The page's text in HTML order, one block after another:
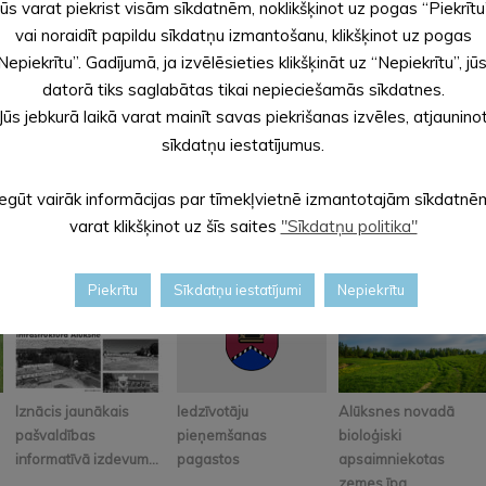
veicot ilgtspējīgas infrastruktūras izveidi un
Iznācis jaunākais
pašvaldības
informatīvā izdevum...
Iedzīvotāju
pieņemšanas
pagastos
Alūksnes novadā
bioloģiski
apsaimniekotas
varat piekrist visām sīkdatnēm, noklikšķinot uz pogas
vai noraidīt papildu sīkdatņu izmantošanu, klikšķinot uz pogas
Gadījumā, ja izvēlēsieties klikšķināt uz “Nepiekrītu”,
datorā tiks saglabātas tikai nepieciešamās sīkdatnes.
Jūs jebkurā laikā varat mainīt savas piekrišanas izvēles,
sīkdatņu iestatījumus.
vairāk informācijas par tīmekļvietnē izmantotajām
varat klikšķinot uz šīs saites "Sīkdatņu politika"
Piekrītu Sīkdatņu iestatījumi Nepiekrītu